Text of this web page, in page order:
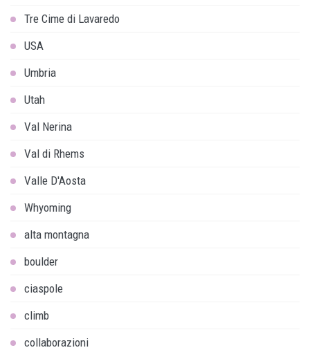
Tre Cime di Lavaredo
USA
Umbria
Utah
Val Nerina
Val di Rhems
Valle D'Aosta
Whyoming
alta montagna
boulder
ciaspole
climb
collaborazioni